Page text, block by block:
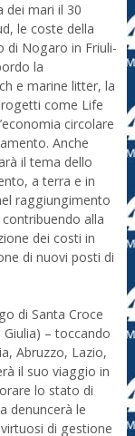
dei mari il 30
le coste della
di Nogaro in Friuli-
la
e marine litter, la
come Life
circolare
Anche
il tema dello
a terra e in
raggiungimento
alla
dei costi in
di nuovi posti di
di Santa Croce
Giulia) – toccando
Abruzzo, Lazio,
il suo viaggio in
lo stato di
denuncerà le
di gestione